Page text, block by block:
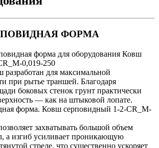
ФОРМА
для максимальной
при рытье траншей. Благодаря
боковых стенок грунт практически
— как на штыковой лопате.
захватывать большой объем
а изгиб усиливает проникающую
стреле, что существенно ускоряет